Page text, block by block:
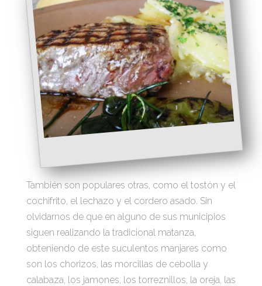
También son populares otras, como el tostón y el
cochifrito, el lechazo y el cordero asado. Sin
olvidarnos de que en alguno de sus municipios
siguen realizando la tradicional matanza,
obteniendo de este suculentos manjares como
son los chorizos, las morcillas de cebolla y
calabaza, los jamones, los torreznillos, la oreja, las